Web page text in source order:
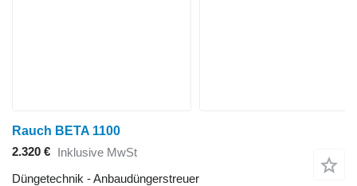
Rauch BETA 1100
2.320 € Inklusive MwSt
Düngetechnik - Anbaudüngerstreuer